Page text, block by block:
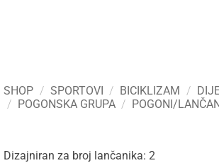
SHOP / SPORTOVI / BICIKLIZAM /
/ POGONSKA GRUPA / POGONI/
Dizajniran za broj lančanika: 2